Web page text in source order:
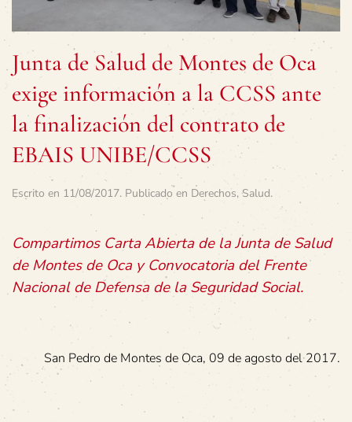
Junta de Salud de Montes de Oca
exige información a la CCSS ante
la finalización del contrato de
EBAIS UNIBE/CCSS
Escrito en 11/08/2017. Publicado en Derechos, Salud.
Compartimos Carta Abierta de la Junta de Salud
de Montes de Oca y Convocatoria del Frente
Nacional de Defensa de la Seguridad Social.
San Pedro de Montes de Oca, 09 de agosto del 2017.